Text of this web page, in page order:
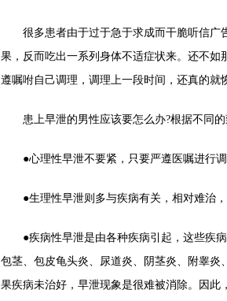
很多患者由于过于急于求成而干脆听信广
果，反而吃出一系列身体不适症状来。还不
遵嘱咐自己调理，调理上一段时间，还真的就
患上早泄的男性应该要怎么办?根据不同的
●心理性早泄不要紧，只要严遵医嘱进行调
●生理性早泄则多与疾病有关，相对难治，
●疾病性早泄是由各种疾病引起，这些疾病
包茎、包皮龟头炎、尿道炎、阴茎炎、附睾
果疾病未治好，早泄现象是很难被消除。因